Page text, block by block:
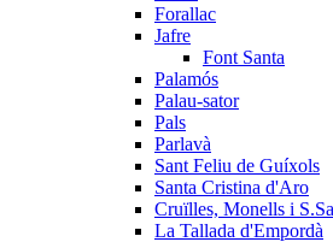
Forallac
Jafre
Font Santa
Palamós
Palau-sator
Pals
Parlavà
Sant Feliu de Guíxols
Santa Cristina d'Aro
Cruïlles, Monells i
La Tallada d'Empordà